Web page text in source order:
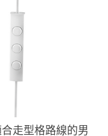
走型格路線的男